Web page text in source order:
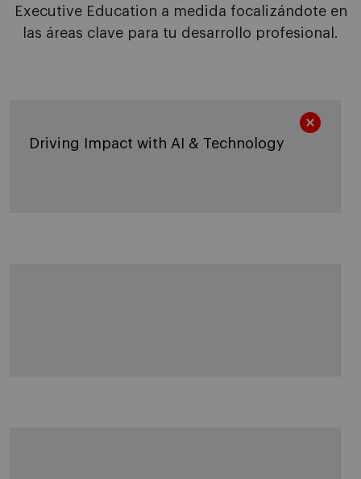
Executive Education a medida focalizándote en
las áreas clave para tu desarrollo profesional.
Driving Impact with AI & Technology